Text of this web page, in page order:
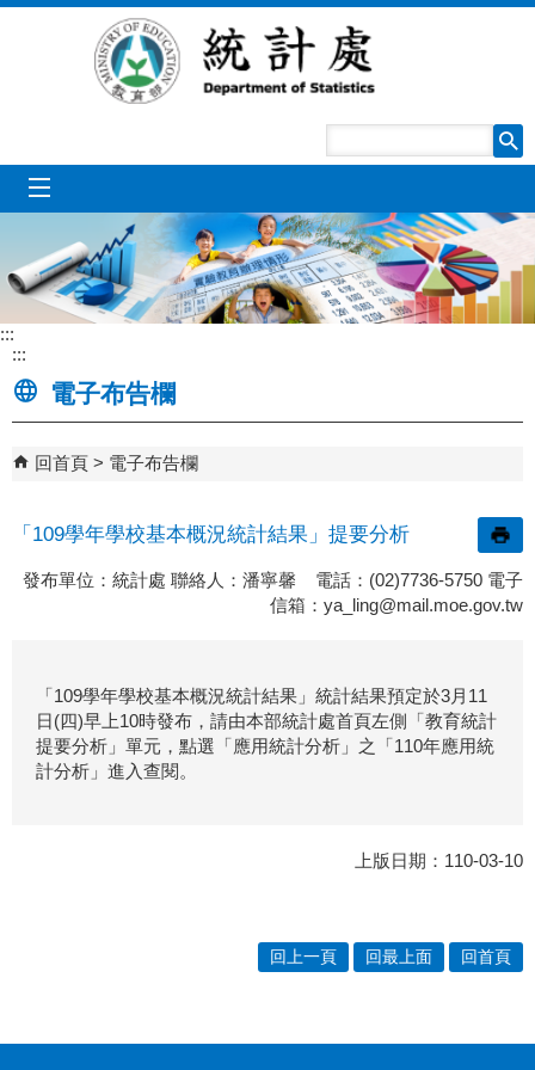
跳到主要內容區塊
:::
:::
電子布告欄
回首頁 電子布告欄
「109學年學校基本概況統計結果」提要分析
發布單位：統計處 聯絡人：潘寧馨 電話：(02)7736-5750 電子
信箱： ya_ling@mail.moe.gov.tw
「109學年學校基本概況統計結果」統計結果預定於3月11
日(四)早上10時發布，請由本部統計處首頁左側「教育統計
提要分析」單元，點選「應用統計分析」之「110年應用統
計分析 」進入查閱。
上版日期：110-03-10
回上一頁 回最上面 回首頁